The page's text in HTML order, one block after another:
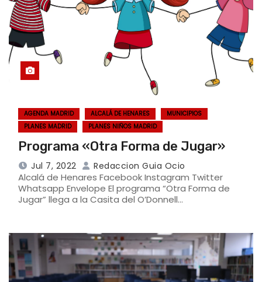
AGENDA MADRID ALCALÁ DE HENARES
MUNICIPIOS
PLANES MADRID
PLANES NIÑOS MADRID
Programa «Otra Forma de Jugar»
Jul 7, 2022 Redaccion Guia Ocio
Alcalá de Henares Facebook Instagram Twitter
Whatsapp Envelope El programa “Otra Forma de
Jugar” llega a la Casita del O’Donnell…